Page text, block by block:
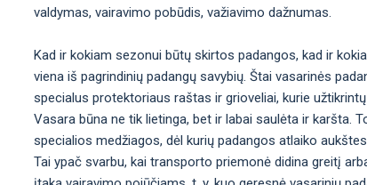
valdymas, vairavimo pobūdis, važiavimo dažnumas.
Kad ir kokiam sezonui būtų skirtos padangos, kad ir
viena iš pagrindinių padangų savybių. Štai vasarinės
specialus protektoriaus raštas ir grioveliai, kurie
Vasara būna ne tik lietinga, bet ir labai saulėta ir karšta.
specialios medžiagos, dėl kurių padangos atlaiko
Tai ypač svarbu, kai transporto priemonė didina greitį